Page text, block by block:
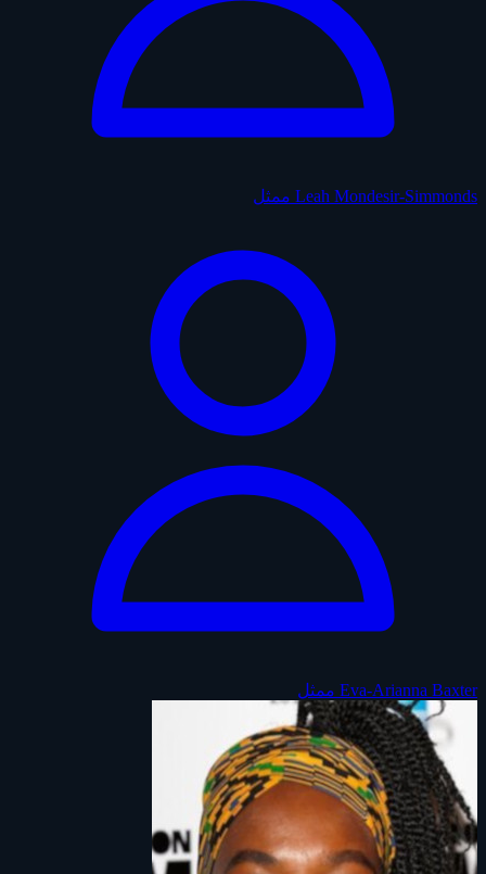
Leah Mondesir-Simmonds ممثل
Eva-Arianna Baxter ممثل